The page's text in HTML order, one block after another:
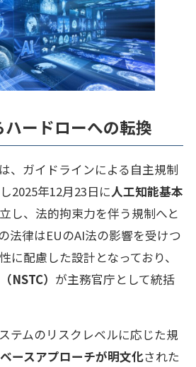
ードローへの転換
、ガイドラインによる自主規制
2025年12月23日に人工知能基本
し、法的拘束力を伴う規制へと
法律はEUのAI法の影響を受けつ
に配慮した設計となっており、
NSTC） が主務官庁として統括
テムのリスクレベルに応じた規
ースアプローチが明文化された